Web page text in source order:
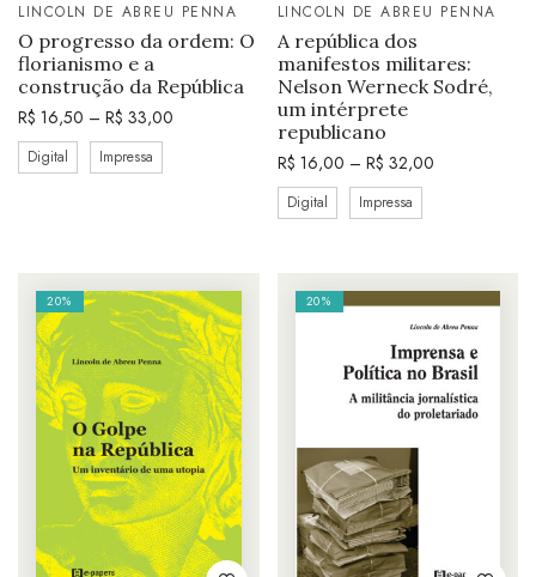
LINCOLN DE ABREU PENNA
O progresso da ordem: O
florianismo e a
construção da República
R$ 16,50 – R$ 33,00
Digital Impressa
LINCOLN DE ABREU PENNA
A república dos
manifestos militares:
Nelson Werneck Sodré,
um intérprete
republicano
R$ 16,00 – R$ 32,00
Digital Impressa
20% 20%